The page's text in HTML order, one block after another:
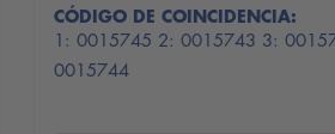
CÓDIGO DE COINCIDENCIA:
1: 0015745 2: 0015743 3:
0015744